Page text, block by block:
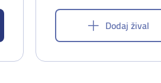
Dodaj žival